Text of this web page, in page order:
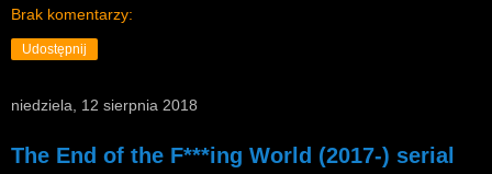
Brak komentarzy:
Udostępnij
niedziela, 12 sierpnia 2018
The End of the F***ing World (2017-) serial